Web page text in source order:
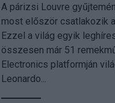
A párizsi Louvre
most először csatlakozik
Ezzel a világ egyik
összesen már 51
Electronics platformján
Leonardo...